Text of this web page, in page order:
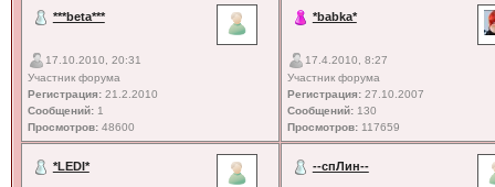
***beta***
17.10.2010, 20:31
Участник форума
Регистрация:21.2.2010
Сообщений:1
Просмотров:48600
*babka*
17.4.2010, 8:27
Участник форума
Регистрация:27.10.2007
Сообщений:130
Просмотров:117659
*LEDI* --спЛин--